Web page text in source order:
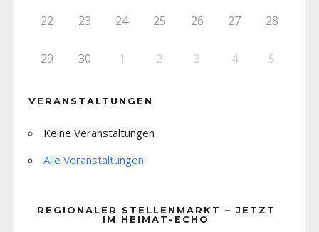
22 23 24 25 26 27 28
29 30 1 2 3 4 5
VERANSTALTUNGEN
Keine Veranstaltungen
Alle Veranstaltungen
REGIONALER STELLENMARKT – JETZT
IM HEIMAT-ECHO